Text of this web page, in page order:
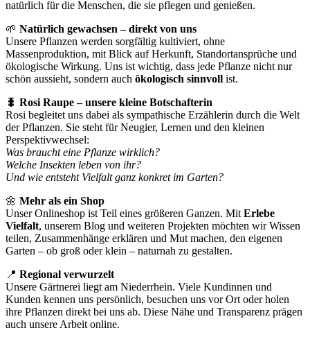
natürlich für die Menschen, die sie pflegen und genießen.
🌱 Natürlich gewachsen – direkt von uns
Unsere Pflanzen werden sorgfältig kultiviert, ohne
Massenproduktion, mit Blick auf Herkunft, Standortansprüche und
ökologische Wirkung. Uns ist wichtig, dass jede Pflanze nicht nur
schön aussieht, sondern auch ökologisch sinnvoll ist.
🐛 Rosi Raupe – unsere kleine Botschafterin
Rosi begleitet uns dabei als sympathische Erzählerin durch die Welt
der Pflanzen. Sie steht für Neugier, Lernen und den kleinen
Perspektivwechsel:
Was braucht eine Pflanze wirklich?
Welche Insekten leben von ihr?
Und wie entsteht Vielfalt ganz konkret im Garten?
🌼 Mehr als ein Shop
Unser Onlineshop ist Teil eines größeren Ganzen. Mit Erlebe
Vielfalt, unserem Blog und weiteren Projekten möchten wir Wissen
teilen, Zusammenhänge erklären und Mut machen, den eigenen
Garten – ob groß oder klein – naturnah zu gestalten.
📍 Regional verwurzelt
Unsere Gärtnerei liegt am Niederrhein. Viele Kundinnen und
Kunden kennen uns persönlich, besuchen uns vor Ort oder holen
ihre Pflanzen direkt bei uns ab. Diese Nähe und Transparenz prägen
auch unsere Arbeit online.